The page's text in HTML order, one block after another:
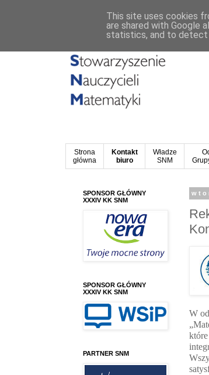
Strona
główna
Kontakt
biuro
Władze
SNM
W
SPONSOR GŁÓWNY
XXXIV KK SNM
SPONSOR GŁÓWNY
XXXIV KK SNM
PARTNER SNM
This site uses cookies
are shared with Google
statistics, and to detect